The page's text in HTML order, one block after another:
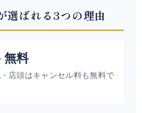
選ばれる3つの理由
無料
店頭はキャンセル料も無料で